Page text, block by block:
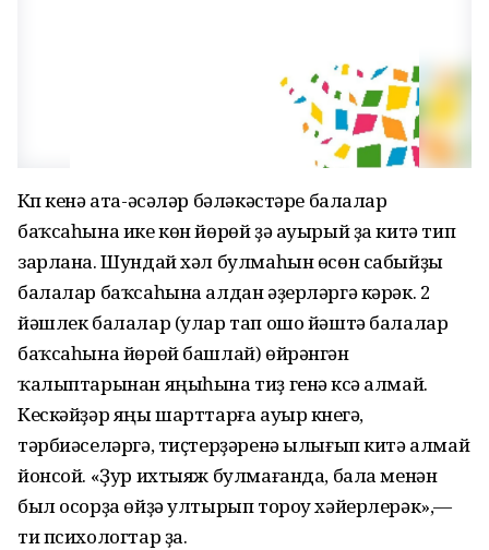
Күп кенә ата-әсәләр бәләкәстәре балалар
баҡсаһына ике көн йөрөй ҙә ауырый ҙа китә тип
зарлана. Шундай хәл булмаһын өсөн сабыйҙы
балалар баҡсаһына алдан әҙерләргә кәрәк. 2
йәшлек балалар (улар тап ошо йәштә балалар
баҡсаһына йөрөй башлай) өйрәнгән
ҡалыптарынан яңыһына тиҙ генә күсә алмай.
Кескәйҙәр яңы шарттарға ауыр күнегә,
тәрбиәселәргә, тиҫтерҙәренә ылығып китә алмай
йонсой. «Ҙур ихтыяж булмағанда, бала менән
был осорҙа өйҙә ултырып тороу хәйерлерәк»,—
ти психологтар ҙа.